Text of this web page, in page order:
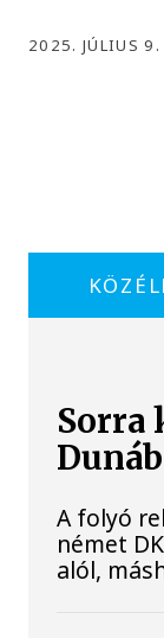
2025. JÚLIUS
Sorra
A folyó
német
alól,